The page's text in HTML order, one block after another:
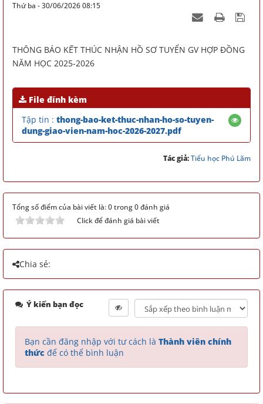
Thứ ba - 30/06/2026 08:15
THÔNG BÁO KẾT THÚC NHẬN HỒ SƠ TUYỂN GV HỢP ĐỒNG
NĂM HỌC 2025-2026
File đính kèm
Tập tin : thong-bao-ket-thuc-nhan-ho-so-tuyen-
dung-giao-vien-nam-hoc-2026-2027.pdf
Tác giả:Tiểu học Phú Lãm
Tổng số điểm của bài viết là: 0 trong 0 đánh giá
Click để đánh giá bài viết
Chia sẻ:
Ý kiến bạn đọc
Bạn cần đăng nhập với tư cách là Thành viên chính
thức để có thể bình luận